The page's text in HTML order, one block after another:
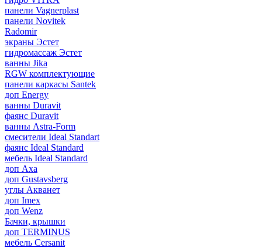
панели Vagnerplast
панели Novitek
Radomir
экраны Эстет
гидромассаж Эстет
ванны Jika
RGW комплектующие
панели каркасы Santek
доп Energy
ванны Duravit
фаянс Duravit
ванны Astra-Form
смесители Ideal Standart
фаянс Ideal Standard
мебель Ideal Standard
доп Axa
доп Gustavsberg
углы Акванет
доп Imex
доп Wenz
Бачки, крышки
доп TERMINUS
мебель Cersanit